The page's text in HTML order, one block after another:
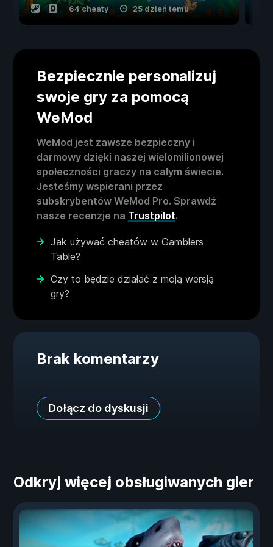
64 cheaty 25 dzień temu
Bezpiecznie personalizuj
swoje gry za pomocą
WeMod
WeMod jest zawsze bezpieczny i
darmowy dzięki naszej wielomilionowej
społeczności graczy na całym świecie.
Jesteśmy wspierani przez
subskrybentów WeMod Pro. Sprawdź
nasze recenzje na Trustpilot.
Jak używać cheatów w Gamblers
Table?
Czy to będzie działać z moją wersją
gry?
Brak komentarzy
Dołącz do dyskusji
Odkryj więcej obsługiwanych gier